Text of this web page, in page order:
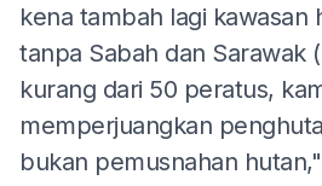
kena tambah lagi kawasan
tanpa Sabah dan Sarawak
kurang dari 50 peratus,
memperjuangkan
bukan pemusnahan